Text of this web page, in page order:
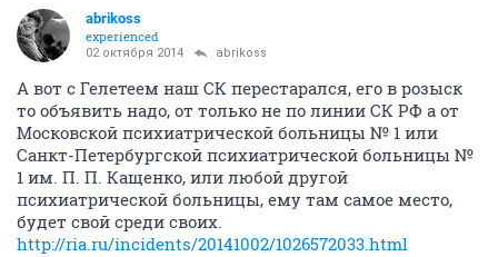
abrikoss
experienced
02 октября 2014 abrikoss
А вот с Гелетеем наш СК перестарался, его в розыск
то объявить надо, от только не по линии СК РФ а от
Московской психиатрической больницы № 1 или
Санкт-Петербургской психиатрической больницы №
1 им. П. П. Кащенко, или любой другой
психиатрической больницы, ему там самое место,
будет свой среди своих.
http://ria.ru/incidents/20141002/1026572033.html